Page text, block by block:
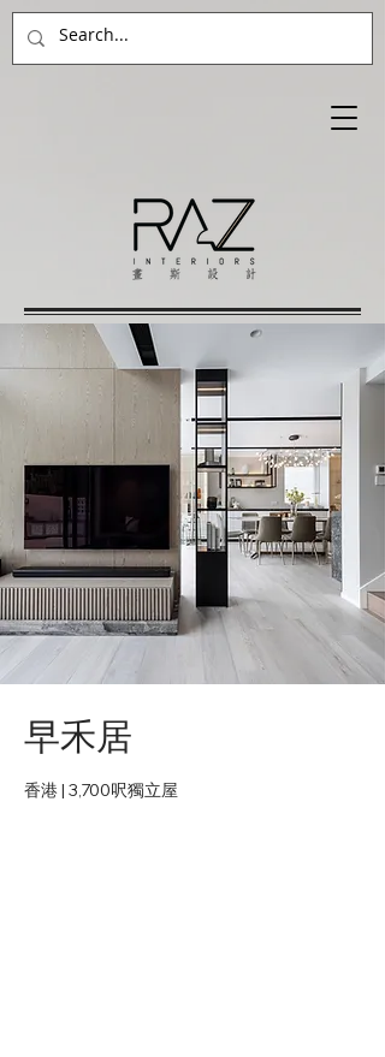
早禾居
香港 | 3,700呎獨立屋